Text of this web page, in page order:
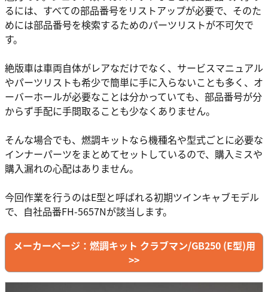
るには、すべての部品番号をリストアップが必要で、そのた
めには部品番号を検索するためのパーツリストが不可欠で
す。
絶版車は車両自体がレアなだけでなく、サービスマニュアル
やパーツリストも希少で簡単に手に入らないことも多く、オ
ーバーホールが必要なことは分かっていても、部品番号が分
からず手配に手間取ることも少なくありません。
そんな場合でも、燃調キットなら機種名や型式ごとに必要な
インナーパーツをまとめてセットしているので、購入ミスや
購入漏れの心配はありません。
今回作業を行うのはE型と呼ばれる初期ツインキャブモデル
で、自社品番FH-5657Nが該当します。
メーカーページ：燃調キット クラブマン/GB250 (E型)用
>>